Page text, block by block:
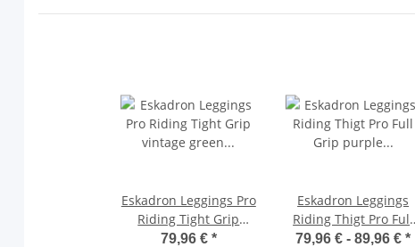
Eskadron Leggings Pro
Riding Tight Grip
vintage green
79,96 € *
Eskadron Leggings
Riding Thigt Pro Full
Grip purple Reithose
79,96 € -89,96 €*